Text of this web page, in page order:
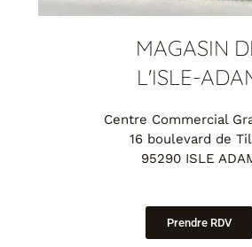
MAGASIN
L'ISLE-
Centre Commercial
16 boulevard de
95290 ISLE
Prendre RDV